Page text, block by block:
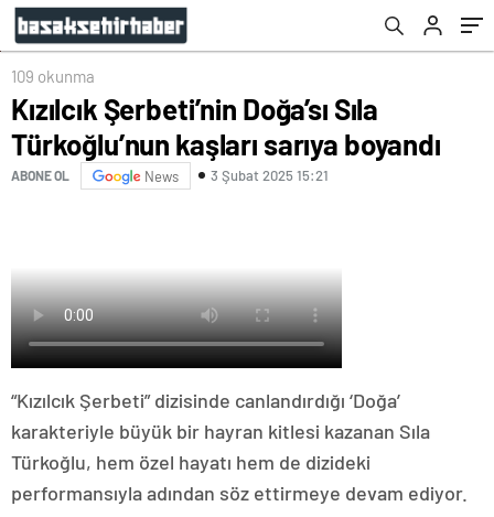
109 okunma
Kızılcık Şerbeti’nin Doğa’sı Sıla
Türkoğlu’nun kaşları sarıya boyandı
ABONE OL News 3 Şubat 2025 15:21
“Kızılcık Şerbeti” dizisinde canlandırdığı ‘Doğa’
karakteriyle büyük bir hayran kitlesi kazanan Sıla
Türkoğlu, hem özel hayatı hem de dizideki
performansıyla adından söz ettirmeye devam ediyor.